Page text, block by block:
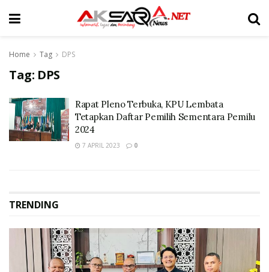
Home Tag DPS
Tag: DPS
Rapat Pleno Terbuka, KPU Lembata
Tetapkan Daftar Pemilih Sementara Pemilu
2024
7 APRIL 2023 0
TRENDING